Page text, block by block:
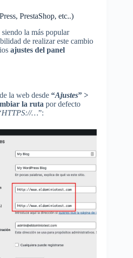
PrestaShop, etc..)
la más popular
de realizar este cambio
ajustes del panel
la web desde “Ajustes” >
la ruta por defecto
HTTPS://…”: